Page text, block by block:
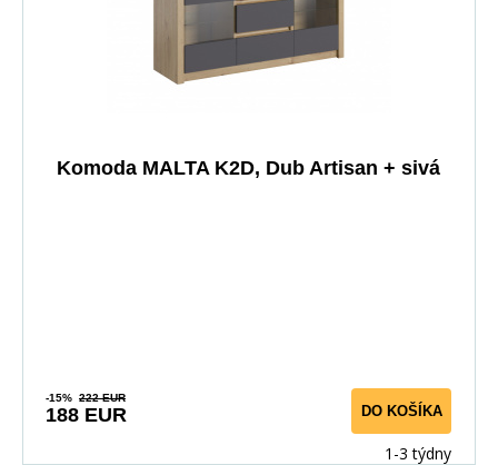
Komoda MALTA K2D, Dub Artisan + sivá
-15% 222 EUR
188 EUR DO KOŠÍKA
1-3 týdny